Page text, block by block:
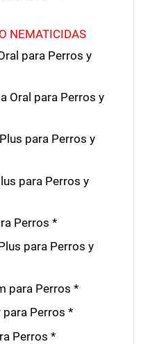
NEMATICIDAS
para Perros y
Oral para Perros y
para Perros y
para Perros y
Perros *
para Perros y
para Perros *
Perros *
Perros *